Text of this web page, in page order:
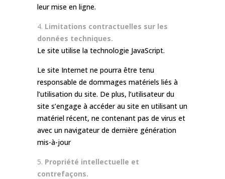
leur mise en ligne.
Limitations contractuelles sur les
données techniques.
Le site utilise la technologie JavaScript.
Le site Internet ne pourra être tenu
responsable de dommages matériels liés à
l’utilisation du site. De plus, l’utilisateur du
site s’engage à accéder au site en utilisant un
matériel récent, ne contenant pas de virus et
avec un navigateur de dernière génération
mis-à-jour
Propriété intellectuelle et
contrefaçons.